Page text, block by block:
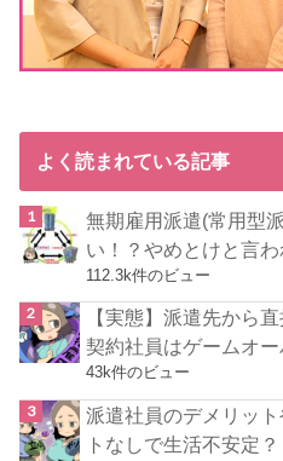
よく読まれている記事
無期雇用派遣(常用型
い！？やめとけと言
112.3k件のビュー
【実態】派遣先から
契約社員はゲームオー
43k件のビュー
派遣社員のデメリッ
トなしで生活不安定？